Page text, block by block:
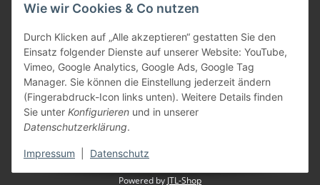
Wie wir Cookies & Co nutzen
Durch Klicken auf „Alle akzeptieren“ gestatten Sie den
Einsatz folgender Dienste auf unserer Website: YouTube,
Vimeo, Google Analytics, Google Ads, Google Tag
Manager. Sie können die Einstellung jederzeit ändern
(Fingerabdruck-Icon links unten). Weitere Details finden
Sie unter Konfigurieren und in unserer
Datenschutzerklärung.
Impressum Datenschutz
Vertrag widerrufen
* Alle Preise inkl. gesetzlicher USt., zzgl.
Powered by JTL-Shop